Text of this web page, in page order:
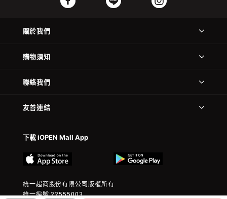
關於我們
購物須知
聯絡我們
友善連結
下載 iOPEN Mall App
統一超商股份有限公司版權所有
統一編號:22555003